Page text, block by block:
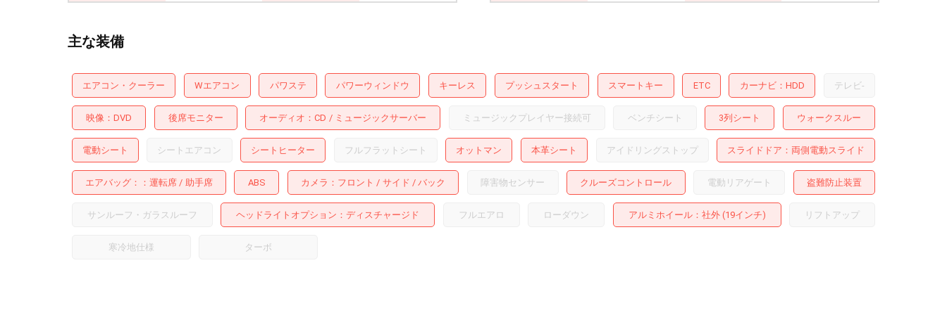
主な装備
エアコン・クーラー Wエアコン パワステ パワーウィンドウ キーレス プッシュスタート スマートキー ETC カーナビ HDD テレビ-
映像 DVD 後席モニター オーディオ CD ミュージックサーバー ミュージックプレイヤー接続可 ベンチシート 3列シート ウォークスルー
電動シート シートエアコン シートヒーター フルフラットシート オットマン 本革シート アイドリングストップ スライドドア 両側電動スライド
エアバッグ： 運転席 助手席 ABS カメラ フロント サイド バック 障害物センサー クルーズコントロール 電動リアゲート 盗難防止装置
サンルーフ・ガラスルーフ ヘッドライトオプション ディスチャージド フルエアロ ローダウン アルミホイール：社外 (19インチ) リフトアップ
寒冷地仕様 ターボ